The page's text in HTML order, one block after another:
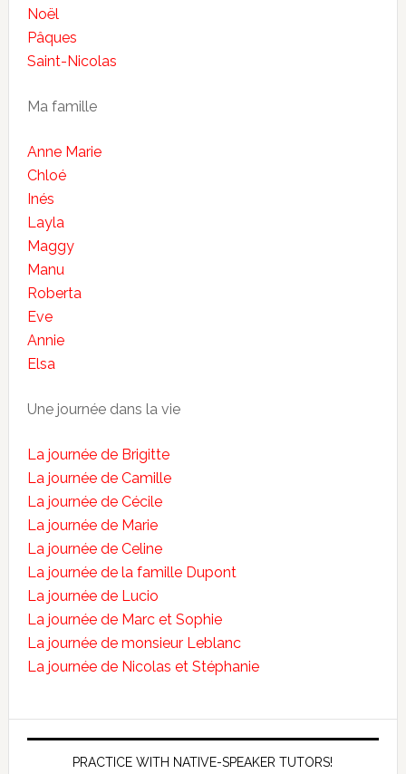
Noël
Pâques
Saint-Nicolas
Ma famille
Anne Marie
Chloé
Inés
Layla
Maggy
Manu
Roberta
Eve
Annie
Elsa
Une journée dans la vie
La journée de Brigitte
La journée de Camille
La journée de Cécile
La journée de Marie
La journée de Celine
La journée de la famille Dupont
La journée de Lucio
La journée de Marc et Sophie
La journée de monsieur Leblanc
La journée de Nicolas et Stéphanie
PRACTICE WITH NATIVE-SPEAKER TUTORS!